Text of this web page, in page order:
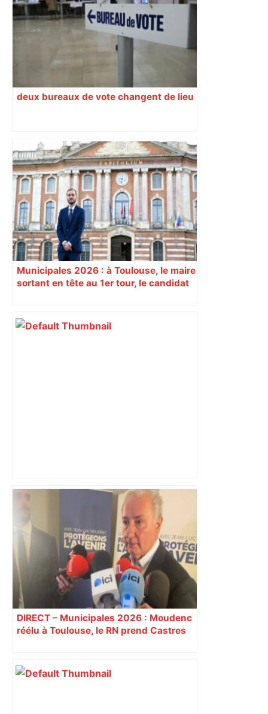
deux bureaux de vote changent de lieu
Municipales 2026 : à Toulouse, le maire
sortant en tête au 1er tour, le candidat
Stade Toulousain : L'Italien Menoncello
signe pour trois ans : Sports – Orange –
Sports – Orange
DIRECT – Municipales 2026 : Moudenc
réélu à Toulouse, le RN prend Castres